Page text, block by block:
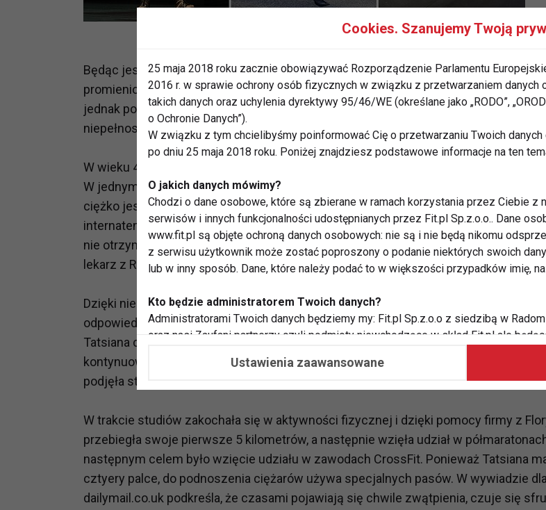
Będąc jeszcze w łonie matki, cztery lata po katastrofie w Czarnobylu, Tatsiana była
promieniowanie. W wyniku tego urodziła się tylko z czterema palcami, bez nogi i
jednak porzucili ją. Tak więc Tatsiana od małego musiała zmagać się nie tylko ze
niepełnosprawnością, ale również z brakiem rodziców.
W wieku 4 lat została adoptowana. Niestety w wieku 13 lat ponownie została oddana
W jednym z wywiadów podkreśla, że nie ma pretensji do rodziców adopcyjnych, bo
ciężko jest opiekować się niepełnosprawną osobą. Tatsiana została wysłana do
internatem na Białorusi, gdzie uczyła się razem z innymi niepełnosprawnymi
nie otrzymała odpowiedniej opieki. W tym samym czasie, na Białorusi, przebywał
lekarz z Restoration Project, który pomagał niepełnosprawnym dzieciom.
Dzięki niemy Tatsiana została zabrana do Kansas City, gdzie przeprowadzono
odpowiednią rehabilitację, a przede wszystkim dopasowano dla niej odpowiednią
Tatsiana co prawda wróciła na Białoruś do szkoły, ale każdego lata przybywała do
kontynuować leczenie i rehabilitację. W 2008 roku Tatsiana przeprowadziła się na
podjęła studia na uniwersytecie.
W trakcie studiów zakochała się w aktywności fizycznej i dzięki pomocy firmy z
przebiegła swoje pierwsze 5 kilometrów, a następnie wzięła udział w
następnym celem było wzięcie udziału w zawodach CrossFit. Ponieważ Tatsiana
cztyery palce, do podnoszenia ciężarów używa specjalnych pasów. W wywiadzie dla
dailymail.co.uk podkreśla, że czasami pojawiają się chwile zwątpienia, czuje się
Cookies. Szanujemy Twoją
25 maja 2018 roku zacznie obowiązywać Rozporządzenie Parlamentu
2016 r. w sprawie ochrony osób fizycznych w związku z przetwarzaniem
takich danych oraz uchylenia dyrektywy 95/46/WE (określane jako „RODO”,
o Ochronie Danych”).
W związku z tym chcielibyśmy poinformować Cię o przetwarzaniu Twoich
po dniu 25 maja 2018 roku. Poniżej znajdziesz podstawowe informacje na ten
O jakich danych mówimy?
Chodzi o dane osobowe, które są zbierane w ramach korzystania przez Ciebie z
serwisów i innych funkcjonalności udostępnianych przez Fit.pl Sp.z.o.o.. Dane
www.fit.pl są objęte ochroną danych osobowych: nie są i nie będą nikomu
z serwisu użytkownik może zostać poproszony o podanie niektórych swoich
lub w inny sposób. Dane, które należy podać to w większości przypadków imię,
Kto będzie administratorem Twoich danych?
Administratorami Twoich danych będziemy my: Fit.pl Sp.z.o.o z siedzibą w
oraz nasi Zaufani partnerzy czyli podmioty niewchodzące w skład Fit.pl ale
potrzeb i zainteresowań.
Przetwarzamy te dane w celach, aby:
dopasować treści stron i ich tematykę, w tym tematykę ukazujących się tam
przeprowadzania konkursów z nagrodami,
zapewnić Ci większe bezpieczeństwo usług, w tym aby wykryć ewentualne boty,
pokazywać Ci reklamy dopasowane do Twoich potrzeb i zainteresowań,
dokonywać pomiarów, które pozwalają nam udoskonalać nasze usługi i sprawić,
Ustawienia zaawansowane